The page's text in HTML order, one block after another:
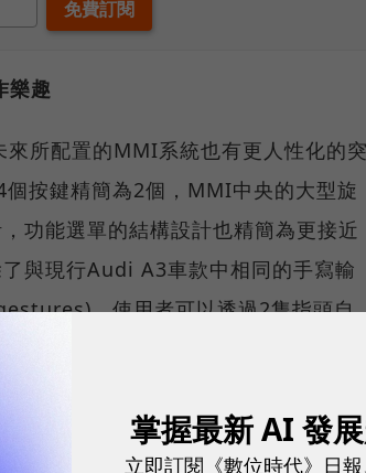
樂趣
所配置的MMI系統也有更人性化的突
按鍵精簡為2個，MMI中央的大型旋
功能選單的結構設計也精簡為更接近
與現行Audi A3車款中相同的手寫輸
，使用者可以透過2隻指頭自
大、縮小；新增的搜尋功能(MMI
名等短語，系統便會自動找尋出相對
美智慧型手機的人性化操作體驗。
掌握最新 AI 發展
立即訂閱《數位時代》日